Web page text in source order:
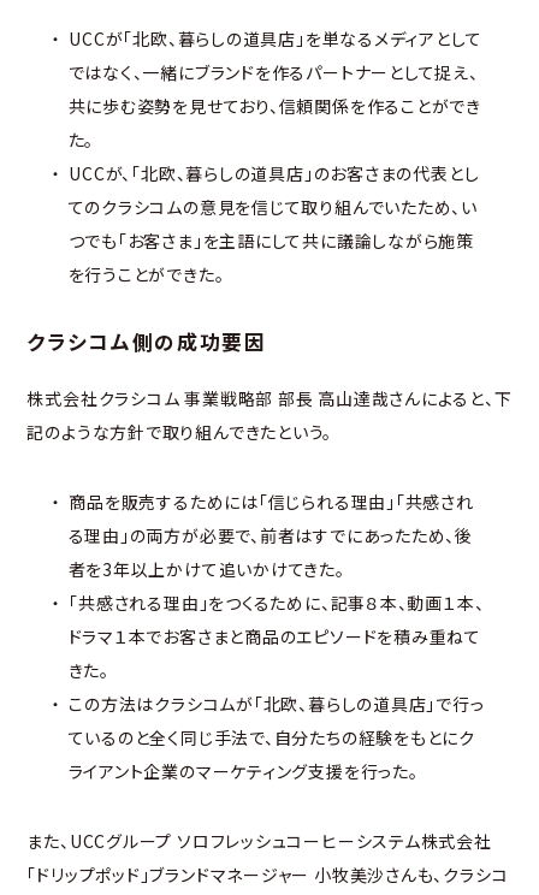
UCCが「北欧、暮らしの道具店」を単なるメディアとして
ではなく、一緒にブランドを作るパートナーとして捉え、
共に歩む姿勢を見せており、信頼関係を作ることができ
た。
UCCが、「北欧、暮らしの道具店」のお客さまの代表とし
てのクラシコムの意見を信じて取り組んでいたため、い
つでも「お客さま」を主語にして共に議論しながら施策
を行うことができた。
クラシコム側の成功要因
株式会社クラシコム 事業戦略部 部長 高山達哉さんによると、下
記のような方針で取り組んできたという。
商品を販売するためには「信じられる理由」「共感され
る理由」の両方が必要で、前者はすでにあったため、後
者を3年以上かけて追いかけてきた。
「共感される理由」をつくるために、記事８本、動画１本、
ドラマ１本でお客さまと商品のエピソードを積み重ねて
きた。
この方法はクラシコムが「北欧、暮らしの道具店」で行っ
ているのと全く同じ手法で、自分たちの経験をもとにク
ライアント企業のマーケティング支援を行った。
また、UCCグループ ソロフレッシュコーヒーシステム株式会社
「ドリップポッド」ブランドマネージャー 小牧美沙さんも、クラシコ